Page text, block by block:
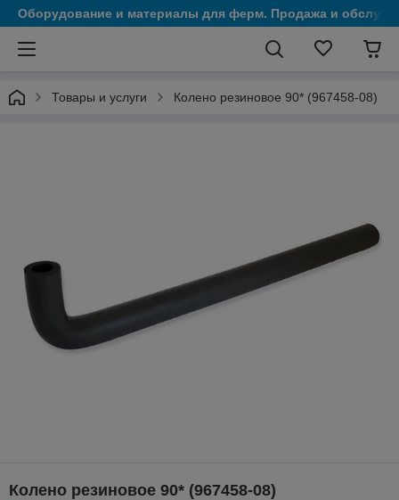
Оборудование и материалы для ферм. Продажа и
Товары и услуги Колено резиновое 90* (967458-08)
Колено резиновое 90* (967458-08)